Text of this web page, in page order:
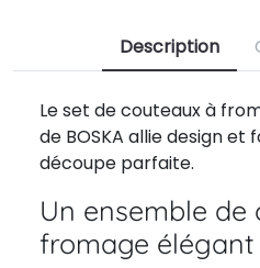
Description
Le set de couteaux à
de BOSKA allie design
découpe parfaite.
Un ensemble de
fromage